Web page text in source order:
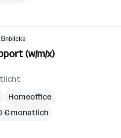
Einblicke
(w/m/x)
Homeoffice
€ monatlich